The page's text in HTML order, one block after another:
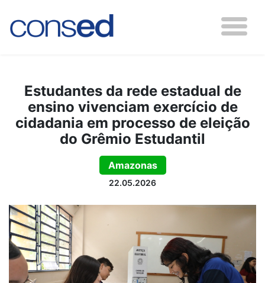
Estudantes da rede estadual de
ensino vivenciam exercício de
cidadania em processo de eleição
do Grêmio Estudantil
Amazonas
22.05.2026